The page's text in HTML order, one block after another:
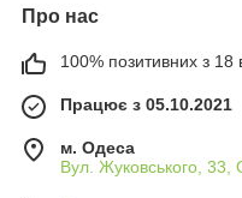
Про нас
100% позитивних з 18
Працює з 05.10.2021
м. Одеса
Вул. Жуковського, 33,